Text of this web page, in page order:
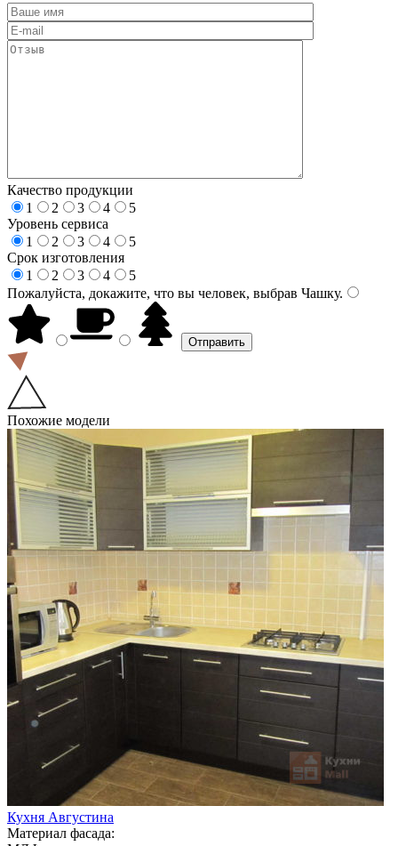
Качество продукции
1
2 3 4
5
Уровень сервиса
1
2 3 4
5
Срок изготовления
1
2 3 4
5
Пожалуйста, докажите, что вы человек, выбрав Чашку.
Похожие модели
Кухня Августина
Материал фасада: